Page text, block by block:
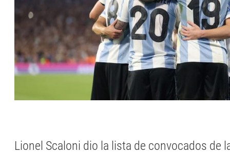
Lionel Scaloni dio la lista de convocados de